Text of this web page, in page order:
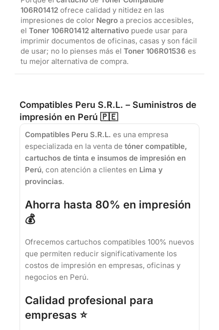
106R01412 ofrece calidad y nitidez en las
impresiones de color Negro a precios accesibles,
el Toner 106R01412 alternativo puede usar para
imprimir documentos de oficinas, casas y son fácil
de usar; no lo pienses más el Toner 106R01536 es
tu mejor alternativa de compra.
Compatibles Peru S.R.L. – Suministros de
impresión en Perú 🇵🇪
Compatibles Peru S.R.L. es una empresa
especializada en la venta de tóner compatible,
cartuchos de tinta e insumos de impresión en
Perú, con atención a clientes en Lima y
provincias.
Ahorra hasta 80% en impresión
💰
Ofrecemos cartuchos compatibles 100% nuevos
que permiten reducir significativamente los
costos de impresión en empresas, oficinas y
negocios en Perú.
Calidad profesional para
empresas ⭐